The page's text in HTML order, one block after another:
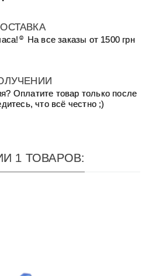
☺
На все заказы от 1500 грн
Оплатите товар только после
что всё честно ;)
1 ТОВАРОВ: